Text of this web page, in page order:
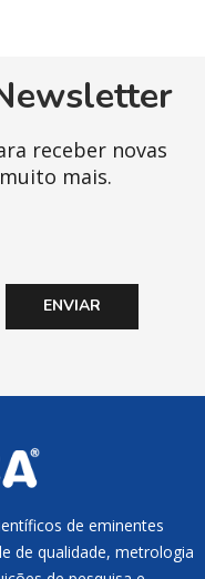
receber novas
mais.
ENVIAR
de eminentes
de qualidade, metrologia